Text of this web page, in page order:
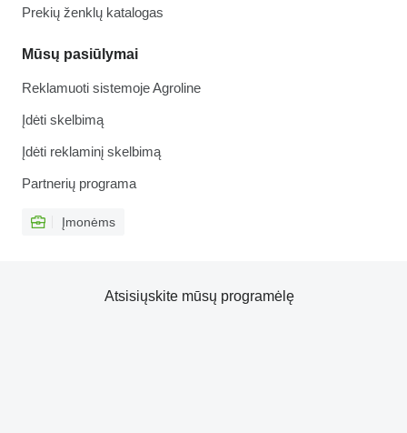
Prekių ženklų katalogas
Mūsų pasiūlymai
Reklamuoti sistemoje Agroline
Įdėti skelbimą
Įdėti reklaminį skelbimą
Partnerių programa
Įmonėms
Atsisiųskite mūsų programėlę